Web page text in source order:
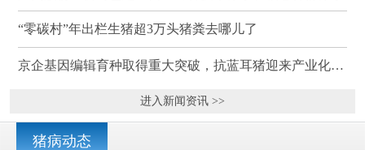
“零碳村”年出栏生猪超3万头猪粪去哪儿了
京企基因编辑育种取得重大突破，抗蓝耳猪迎来产业化临界点
进入新闻资讯 >>
猪病动态